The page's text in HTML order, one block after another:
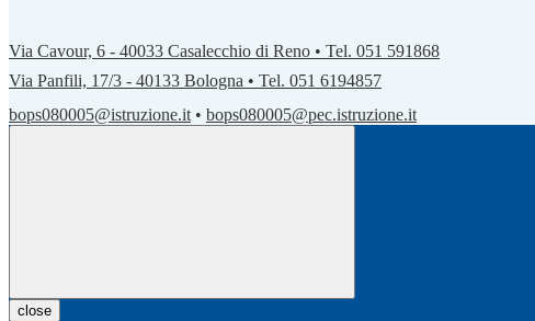
Via Cavour, 6 - 40033 Casalecchio di Reno • Tel. 051 591868
Via Panfili, 17/3 - 40133 Bologna • Tel. 051 6194857
bops080005@istruzione.it • bops080005@pec.istruzione.it
close